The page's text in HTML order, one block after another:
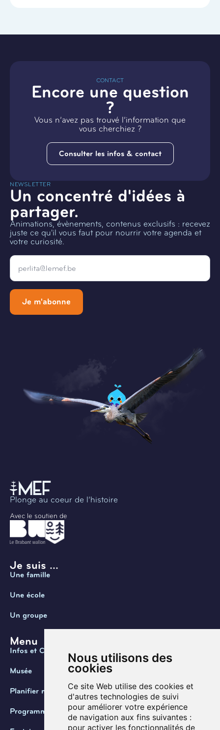
Nous utilisons des
cookies
Ce site Web utilise des cookies et
d'autres technologies de suivi
pour améliorer votre expérience
de navigation aux fins suivantes :
pour activer les fonctionnalités de
CONTACT
Encore une question
?
Vous n’avez pas trouvé l’information que
vous cherchiez ?
Consulter les infos & contact
NEWSLETTER
Un concentré d'idées à
partager.
Animations, évènements, contenus exclusifs : recevez
juste ce qu'il vous faut pour nourrir votre agenda et
votre curiosité.
Email
Je m'abonne
Plonge au coeur de l’histoire
Avec le soutien de
Je suis ...
Une famille
Une école
Un groupe
Menu
Infos et Contact
Musée
Planifier ma visite
Programmation